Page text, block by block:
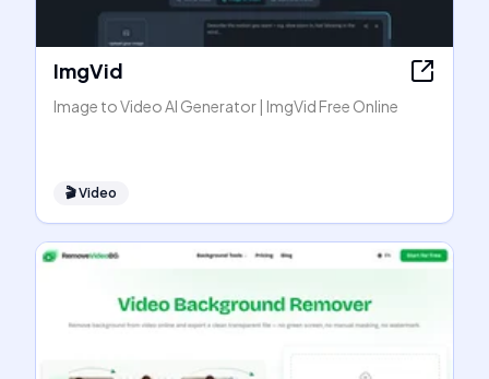
ImgVid
Image to Video AI Generator | ImgVid Free Online
🎬Video